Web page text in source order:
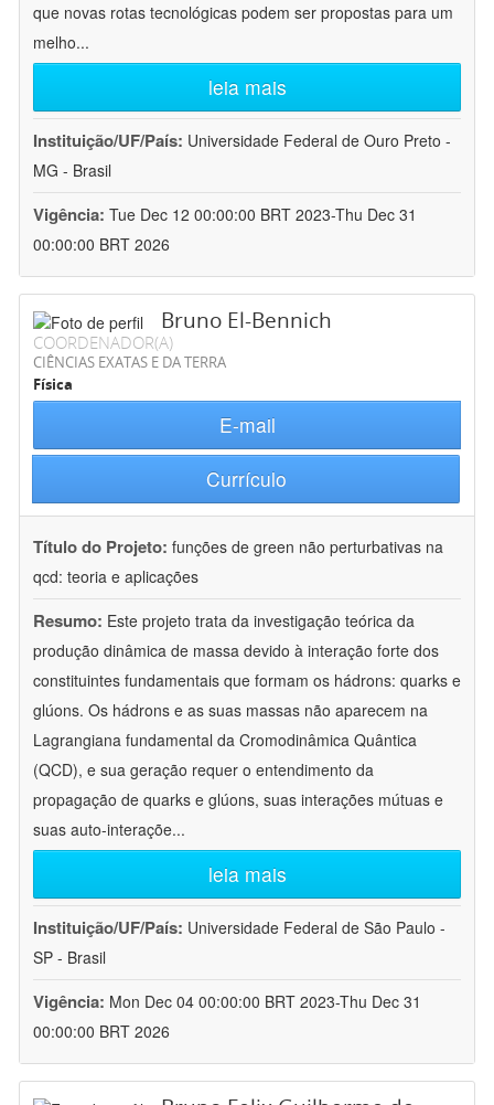
que novas rotas tecnológicas podem ser propostas para um
melho...
leia mais
Instituição/UF/País: Universidade Federal de Ouro Preto -
MG - Brasil
Vigência: Tue Dec 12 00:00:00 BRT 2023-Thu Dec 31
00:00:00 BRT 2026
Bruno El-Bennich
COORDENADOR(A)
CIÊNCIAS EXATAS E DA TERRA
Física
E-mail
Currículo
Título do Projeto: funções de green não perturbativas na
qcd: teoria e aplicações
Resumo: Este projeto trata da investigação teórica da
produção dinâmica de massa devido à interação forte dos
constituintes fundamentais que formam os hádrons: quarks e
glúons. Os hádrons e as suas massas não aparecem na
Lagrangiana fundamental da Cromodinâmica Quântica
(QCD), e sua geração requer o entendimento da
propagação de quarks e glúons, suas interações mútuas e
suas auto-interaçõe...
leia mais
Instituição/UF/País: Universidade Federal de São Paulo -
SP - Brasil
Vigência: Mon Dec 04 00:00:00 BRT 2023-Thu Dec 31
00:00:00 BRT 2026